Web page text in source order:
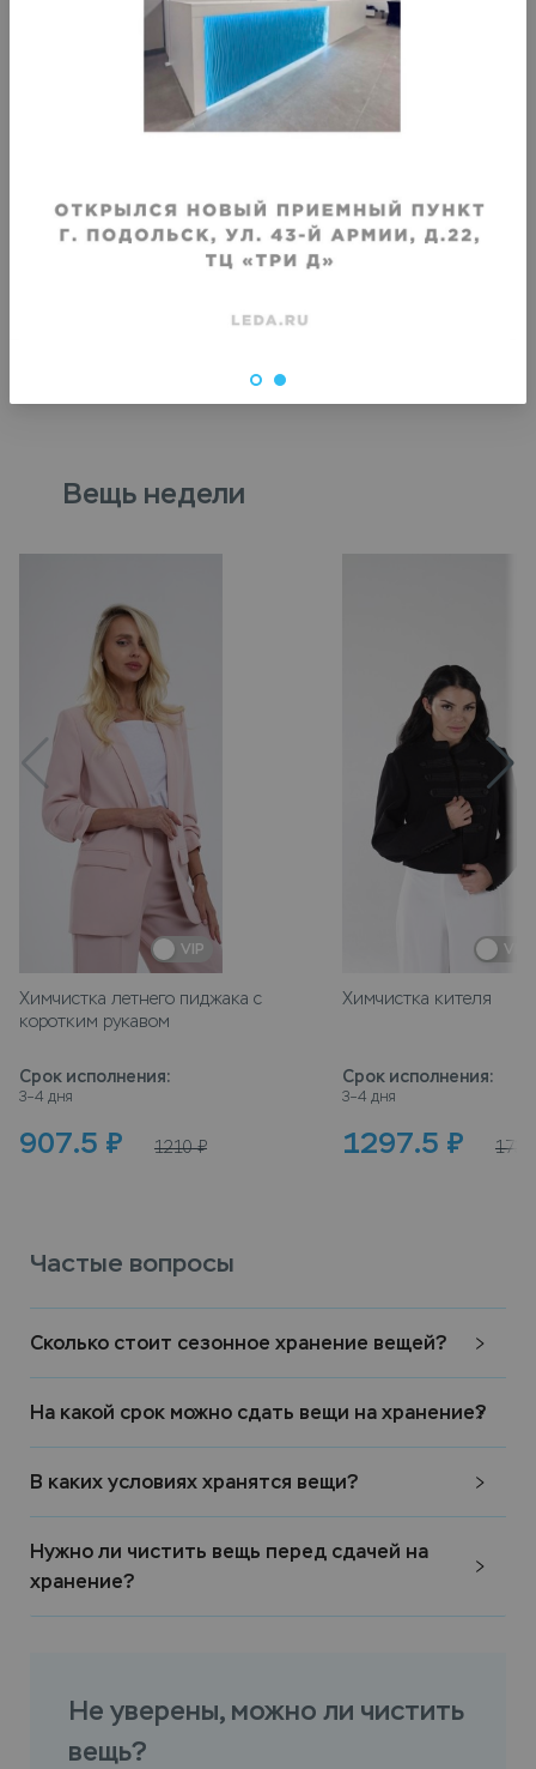
Вещь недели
VIP
Химчистка летнего пиджака с
коротким рукавом
Срок исполнения:
3–4 дня
907.5 ₽ 1210 ₽
VIP
Химчистка кителя
Срок исполнения:
3–4 дня
1297.5 ₽ 1730
Частые вопросы
Сколько стоит сезонное хранение вещей?
На какой срок можно сдать вещи на хранение?
В каких условиях хранятся вещи?
Нужно ли чистить вещь перед сдачей на
хранение?
Не уверены, можно ли чистить
вещь?